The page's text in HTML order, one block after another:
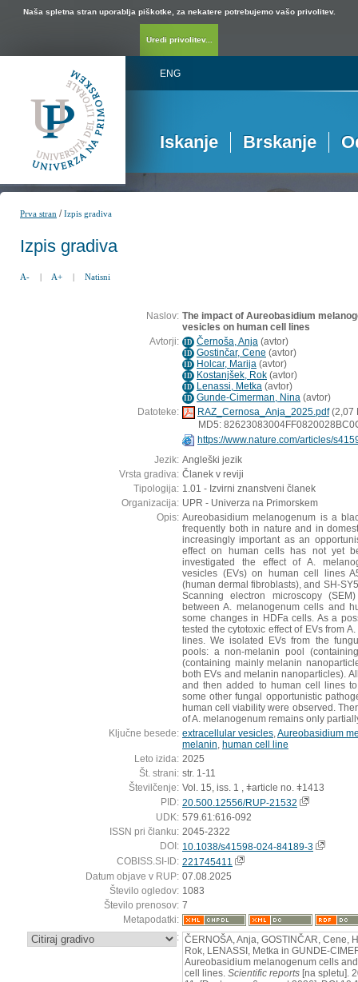
Naša spletna stran uporablja piškotke, za nekatere potrebujemo vašo privolitev.
Uredi privolitev...
ENG
Iskanje Brskanje
Prva stran /Izpis gradiva
Izpis gradiva
A- | A+ | Natisni
Naslov: The impact of Aureobasidium
vesicles on human cell lines
Avtorji: ID Černoša, Anja (avtor)
ID Gostinčar, Cene (avtor)
ID Holcar, Marija (avtor)
ID Kostanjšek, Rok (avtor)
ID Lenassi, Metka (avtor)
ID Gunde-Cimerman, Nina (avtor)
Datoteke:
RAZ_Cernosa_Anja_2025.pdf(2,07
MD5:
https://www.nature.com/articles/
Jezik: Angleški jezik
Vrsta gradiva: Članek v reviji
Tipologija: 1.01 - Izvirni znanstveni članek
Organizacija: UPR - Univerza na Primorskem
Opis: Aureobasidium melanogenum is a
frequently both in nature and in
increasingly important as an
effect on human cells has not yet
investigated the effect of A.
vesicles (EVs) on human cell lines
(human dermal fibroblasts), and SH-
Scanning electron microscopy
between A. melanogenum cells and
some changes in HDFa cells. As a
tested the cytotoxic effect of EVs from
lines. We isolated EVs from the
pools: a non-melanin pool
(containing mainly melanin
both EVs and melanin nanoparticles).
and then added to human cell lines
some other fungal opportunistic
human cell viability were observed.
of A. melanogenum remains only
Ključne besede: extracellular vesicles Aureobasidium
melanin human cell line
Leto izida: 2025
Št. strani: str. 1-11
Številčenje: Vol. 15, iss. 1 , ǂarticle no. ǂ1413
PID: 20.500.12556/RUP-21532
UDK: 579.61:616-092
ISSN pri članku: 2045-2322
DOI: 10.1038/s41598-024-84189-3
COBISS.SI-ID: 221745411
Datum objave v RUP: 07.08.2025
Število ogledov: 1083
Število prenosov: 7
Metapodatki:
: ČERNOŠA, Anja, GOSTINČAR, Cene,
Rok, LENASSI, Metka in GUNDE-
Aureobasidium melanogenum cells
cell lines. Scientific reports [na spletu].